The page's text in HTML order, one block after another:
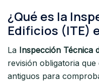
¿Qué es la
Edificios (ITE)
La Inspección Técnica
revisión obligatoria
antiguos para